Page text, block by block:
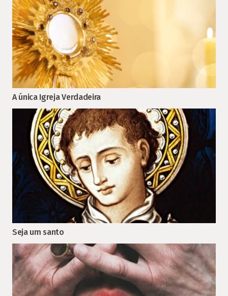
A única Igreja Verdadeira
Seja um santo